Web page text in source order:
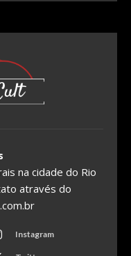
na cidade do Rio
através do
Instagram